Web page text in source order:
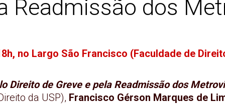
Readmissão dos
no Largo São Francisco (Faculdade de
Direito de Greve e pela Readmissão dos
da USP), Francisco Gérson Marques de